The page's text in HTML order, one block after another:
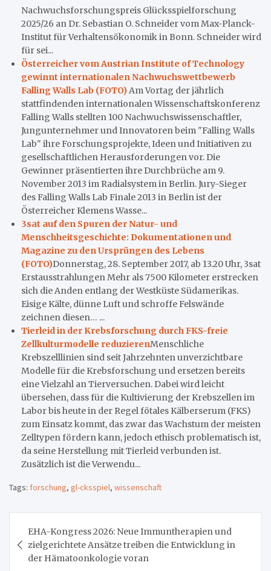
Nachwuchsforschungspreis Glücksspielforschung
2025/26 an Dr. Sebastian O. Schneider vom Max-Planck-
Institut für Verhaltensökonomik in Bonn. Schneider wird
für sei...
Österreicher vom Austrian Institute of Technology
gewinnt internationalen Nachwuchswettbewerb
Falling Walls Lab (FOTO)Am Vortag der jährlich
stattfindenden internationalen Wissenschaftskonferenz
Falling Walls stellten 100 Nachwuchswissenschaftler,
Jungunternehmer und Innovatoren beim "Falling Walls
Lab" ihre Forschungsprojekte, Ideen und Initiativen zu
gesellschaftlichen Herausforderungen vor. Die
Gewinner präsentierten ihre Durchbrüche am 9.
November 2013 im Radialsystem in Berlin. Jury-Sieger
des Falling Walls Lab Finale 2013 in Berlin ist der
Österreicher Klemens Wasse...
3sat auf den Spuren der Natur- und
Menschheitsgeschichte: Dokumentationen und
Magazine zu den Ursprüngen des Lebens
(FOTO)Donnerstag, 28. September 2017, ab 13.20 Uhr, 3sat
Erstausstrahlungen Mehr als 7500 Kilometer erstrecken
sich die Anden entlang der Westküste Südamerikas.
Eisige Kälte, dünne Luft und schroffe Felswände
zeichnen diesen… ...
Tierleid in der Krebsforschung durch FKS-freie
Zellkulturmodelle reduzierenMenschliche
Krebszelllinien sind seit Jahrzehnten unverzichtbare
Modelle für die Krebsforschung und ersetzen bereits
eine Vielzahl an Tierversuchen. Dabei wird leicht
übersehen, dass für die Kultivierung der Krebszellen im
Labor bis heute in der Regel fötales Kälberserum (FKS)
zum Einsatz kommt, das zwar das Wachstum der meisten
Zelltypen fördern kann, jedoch ethisch problematisch ist,
da seine Herstellung mit Tierleid verbunden ist.
Zusätzlich ist die Verwendu...
Tags: forschung, gl-cksspiel, wissenschaft
EHA-Kongress 2026: Neue Immuntherapien und
zielgerichtete Ansätze treiben die Entwicklung in
der Hämatoonkologie voran